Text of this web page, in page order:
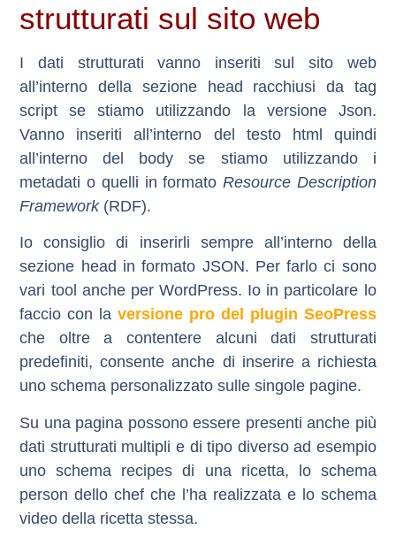
strutturati sul sito web
I dati strutturati vanno inseriti sul sito web
all’interno della sezione head racchiusi da tag
script se stiamo utilizzando la versione Json.
Vanno inseriti all’interno del testo html quindi
all’interno del body se stiamo utilizzando i
metadati o quelli in formato Resource Description
Framework(RDF).
Io consiglio di inserirli sempre all’interno della
sezione head in formato JSON. Per farlo ci sono
vari tool anche per WordPress. Io in particolare lo
faccio con laversione pro del plugin SeoPress
che oltre a contentere alcuni dati strutturati
predefiniti, consente anche di inserire a richiesta
uno schema personalizzato sulle singole pagine.
Su una pagina possono essere presenti anche più
dati strutturati multipli e di tipo diverso ad esempio
uno schema recipes di una ricetta, lo schema
person dello chef che l’ha realizzata e lo schema
video della ricetta stessa.